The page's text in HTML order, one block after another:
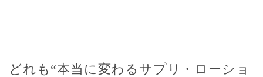
どれも“本当に変わるサプリ・ローショ